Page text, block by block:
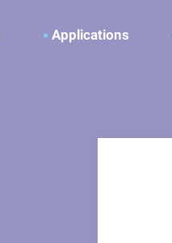
Applications